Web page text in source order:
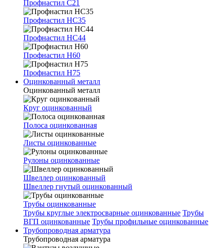
Профнастил С21
Профнастил НС35
Профнастил НС44
Профнастил Н60
Профнастил Н75
Оцинкованный металл
Оцинкованный металл
Круг оцинкованный
Полоса оцинкованная
Листы оцинкованные
Рулоны оцинкованные
Швеллер оцинкованный
Швеллер гнутый оцинкованный
Трубы оцинкованные
Трубы круглые электросварные оцинкованные Трубы
ВГП оцинкованные Трубы профильные оцинкованные
Трубопроводная арматура
Трубопроводная арматура